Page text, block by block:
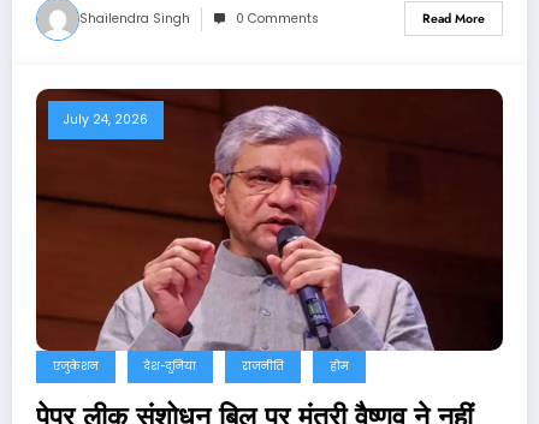
Shailendra Singh 0 Comments Read More
July 24, 2026
एजुकेशन देश-दुनिया राजनीति होम